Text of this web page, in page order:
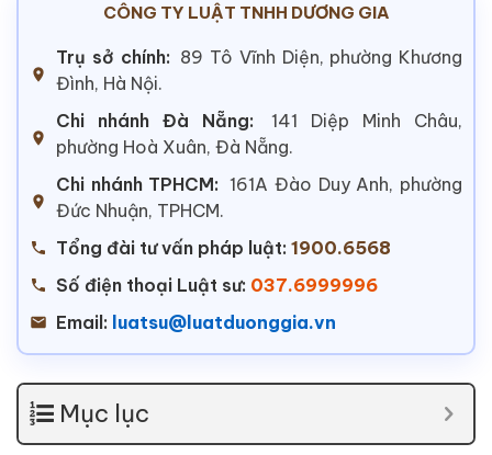
CÔNG TY LUẬT TNHH DƯƠNG GIA
Trụ sở chính: 89 Tô Vĩnh Diện, phường Khương
Đình, Hà Nội.
Chi nhánh Đà Nẵng:
141 Diệp Minh Châu,
phường Hoà Xuân, Đà Nẵng.
Chi nhánh TPHCM: 161A Đào Duy Anh, phường
Đức Nhuận, TPHCM.
Tổng đài tư vấn pháp luật: 1900.6568
Số điện thoại Luật sư: 037.6999996
Email: luatsu@luatduonggia.vn
Mục lục